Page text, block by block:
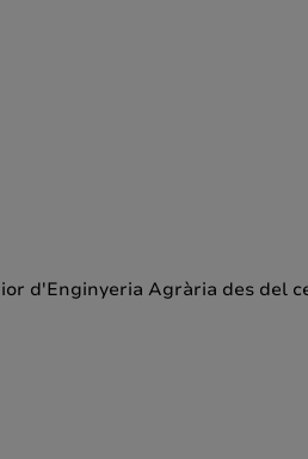
d'Enginyeria Agrària des del